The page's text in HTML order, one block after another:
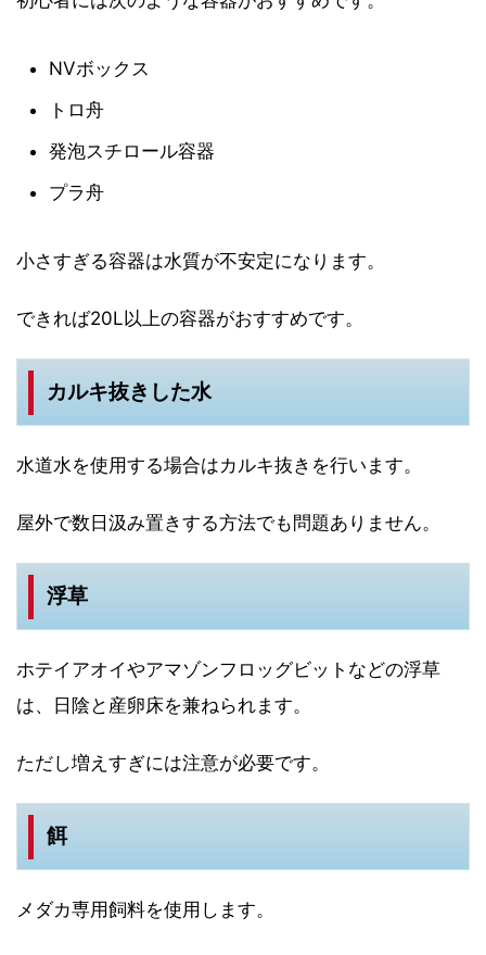
NVボックス
トロ舟
発泡スチロール容器
プラ舟
小さすぎる容器は水質が不安定になります。
できれば20L以上の容器がおすすめです。
カルキ抜きした水
水道水を使用する場合はカルキ抜きを行います。
屋外で数日汲み置きする方法でも問題ありません。
浮草
ホテイアオイやアマゾンフロッグビットなどの浮草
は、日陰と産卵床を兼ねられます。
ただし増えすぎには注意が必要です。
餌
メダカ専用飼料を使用します。